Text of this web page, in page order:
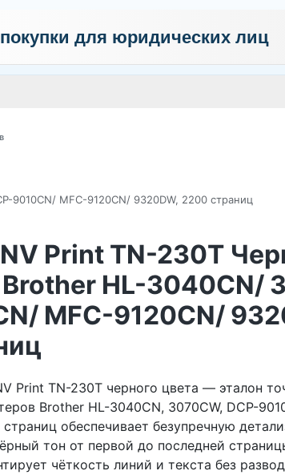
для юридических лиц
9010CN/ MFC-9120CN/ 9320DW, 2200 страниц
Print TN-230T
Brother HL-3040CN/
MFC-9120CN/
Print TN-230T черного цвета — эталон
Brother HL-3040CN, 3070CW, DCP-
обеспечивает безупречную
тон от первой до последней
чёткость линий и текста без